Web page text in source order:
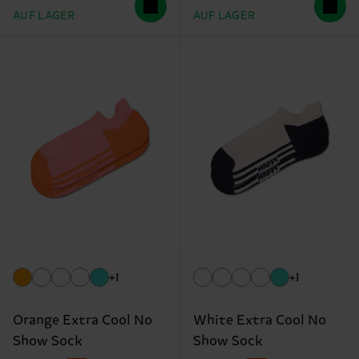
AUF LAGER AUF LAGER
+1
Orange Extra Cool No
Show Sock
+1
White Extra Cool No
Show Sock